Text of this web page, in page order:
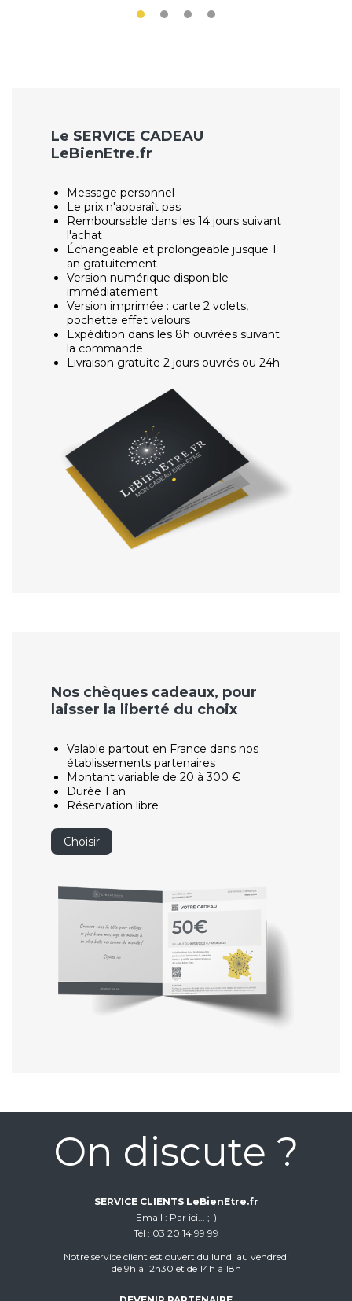
Le SERVICE CADEAU
LeBienEtre.fr
Message personnel
Le prix n'apparaît pas
Remboursable dans les 14 jours suivant
l'achat
Échangeable et prolongeable jusque 1
an gratuitement
Version numérique disponible
immédiatement
Version imprimée : carte 2 volets,
pochette effet velours
Expédition dans les 8h ouvrées suivant
la commande
Livraison gratuite 2 jours ouvrés ou 24h
Nos chèques cadeaux, pour
laisser la liberté du choix
Valable partout en France dans nos
établissements partenaires
Montant variable de 20 à 300 €
Durée 1 an
Réservation libre
Choisir
On discute ?
SERVICE CLIENTS LeBienEtre.fr
Email
Par ici... ;-)
Tél
03 20 14 99 99
Notre service client est ouvert du lundi au vendredi
de 9h à 12h30 et de 14h à 18h